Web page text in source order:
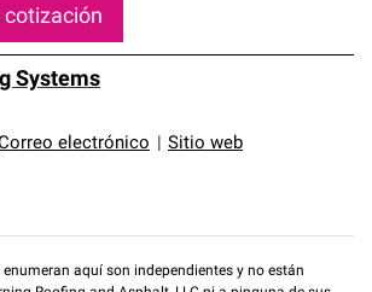
cotización
Systems
electrónico Sitio web
aquí son independientes y no están